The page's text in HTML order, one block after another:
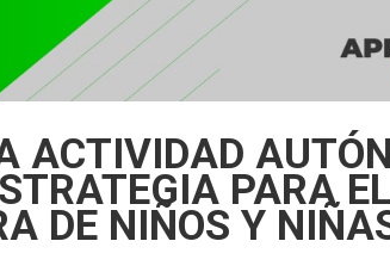
ACTIVIDAD
PARA EL
DE NIÑOS Y